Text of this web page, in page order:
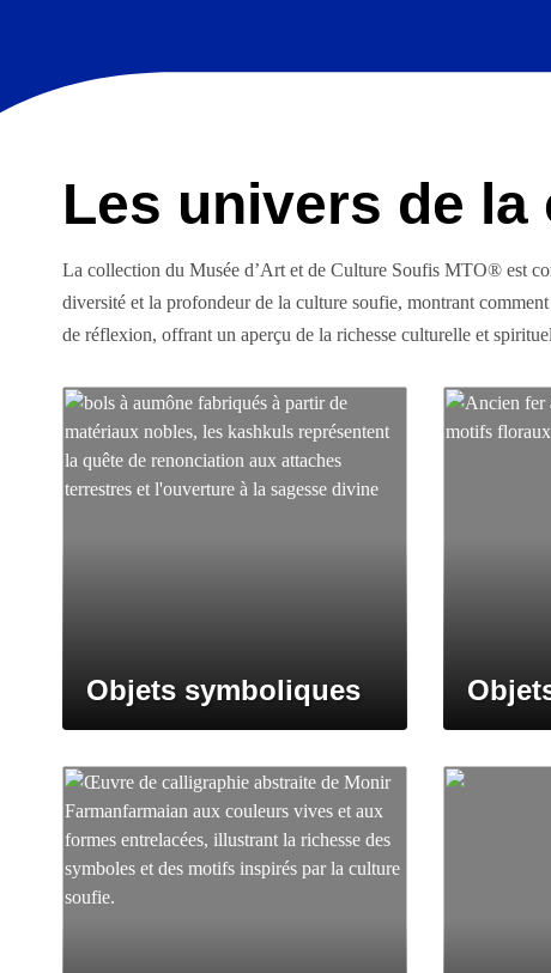
Les univers de
La collection du Musée d’Art et de Culture Soufis MTO® est
diversité et la profondeur de la culture soufie, montrant
de réflexion, offrant un aperçu de la richesse culturelle et
Objets symboliques